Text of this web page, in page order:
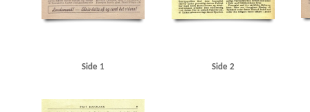
Rechnitzer, Hjalmar, viceadmiral
Rigsdagen, den danske Rørdal, fabrik
Studenternes Efterretningstjeneste
Swinemünde Sørensen, konstruktør
Side 1 Side 2